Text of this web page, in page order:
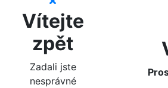
Vítejte
zpět
Zadali jste
nesprávné